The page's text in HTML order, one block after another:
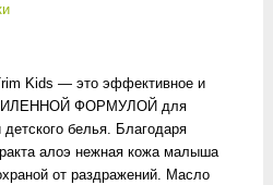
Kids — это эффективное и
ФОРМУЛОЙ для
белья. Благодаря
алоэ нежная кожа малыша
от раздражений. Масло